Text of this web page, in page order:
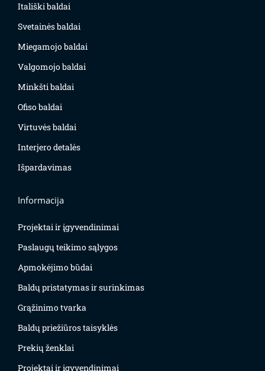
Itališki baldai
Svetainės baldai
Miegamojo baldai
Valgomojo baldai
Minkšti baldai
Ofiso baldai
Virtuvės baldai
Interjero detalės
Išpardavimas
Informacija
Projektai ir įgyvendinimai
Paslaugų teikimo sąlygos
Apmokėjimo būdai
Baldų pristatymas ir surinkimas
Grąžinimo tvarka
Baldų priežiūros taisyklės
Prekių ženklai
Projektai ir įgyvendinimai